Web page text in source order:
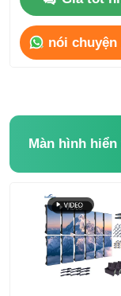
Bảng hiển thị
nói chuyện
Màn hình